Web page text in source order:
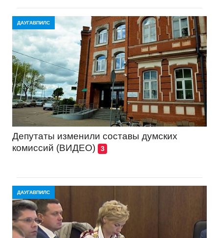
ДАУГАВПИЛС
Депутаты изменили составы думских
комиссий (ВИДЕО)
3
ДАУГАВПИЛС